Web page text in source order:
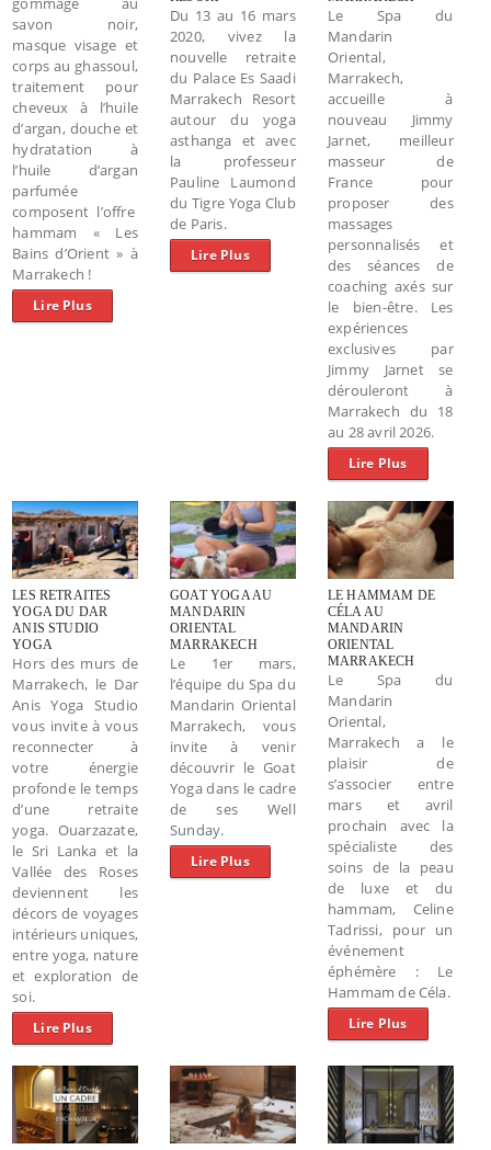
savon noir,
masque visage et
corps au ghassoul,
traitement pour
cheveux à l’huile
d’argan, douche et
hydratation à
l’huile d’argan
parfumée
composent l’offre
hammam « Les
Bains d’Orient » à
Marrakech !
Lire Plus
Du 13 au 16 mars
2020, vivez la
nouvelle retraite
du Palace Es Saadi
Marrakech Resort
autour du yoga
asthanga et avec
la professeur
Pauline Laumond
du Tigre Yoga Club
de Paris.
Lire Plus
Le Spa du
Mandarin
Oriental,
Marrakech,
accueille à
nouveau Jimmy
Jarnet, meilleur
masseur de
France pour
proposer des
massages
personnalisés et
des séances de
coaching axés sur
le bien-être. Les
expériences
exclusives par
Jimmy Jarnet se
dérouleront à
Marrakech du 18
au 28 avril 2026.
Lire Plus
LES RETRAITES
YOGA DU DAR
ANIS STUDIO
YOGA
Hors des murs de
Marrakech, le Dar
Anis Yoga Studio
vous invite à vous
reconnecter à
votre énergie
profonde le temps
d’une retraite
yoga. Ouarzazate,
le Sri Lanka et la
Vallée des Roses
deviennent les
décors de voyages
intérieurs uniques,
entre yoga, nature
et exploration de
soi.
Lire Plus
GOAT YOGA AU
MANDARIN
ORIENTAL
MARRAKECH
Le 1er mars,
l’équipe du Spa du
Mandarin Oriental
Marrakech, vous
invite à venir
découvrir le Goat
Yoga dans le cadre
de ses Well
Sunday.
Lire Plus
LE HAMMAM DE
CÉLA AU
MANDARIN
ORIENTAL
MARRAKECH
Le Spa du
Mandarin
Oriental,
Marrakech a le
plaisir de
s’associer entre
mars et avril
prochain avec la
spécialiste des
soins de la peau
de luxe et du
hammam, Celine
Tadrissi, pour un
événement
éphémère : Le
Hammam de Céla.
Lire Plus